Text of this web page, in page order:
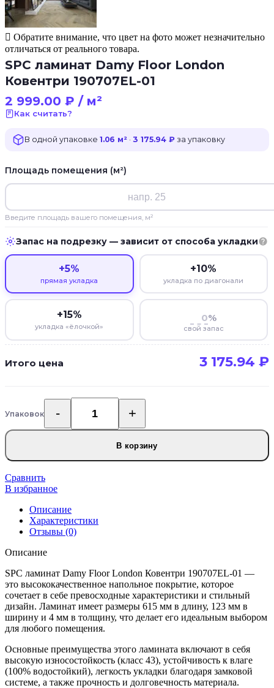
Обратите внимание, что цвет на фото может незначительно
отличаться от реального товара.
SPC ламинат Damy Floor London
Ковентри 190707EL-01
2 999.00 ₽ / м²
Как считать?
В одной упаковке 1.06 м² · 3 175.94 ₽ за упаковку
Площадь помещения (м²)
Введите площадь вашего помещения, м²
Запас на подрезку — зависит от способа укладки
+5%
прямая укладка
+10%
укладка по диагонали
+15%
укладка «ёлочкой»
%
свой запас
Итого цена 3 175.94 ₽
УпаковокКоличество
товара
Damy
Floor
London
190707EL-
01
В корзину
Сравнить
В избранное
Описание
Характеристики
Отзывы (0)
Описание
SPC ламинат Damy Floor London Ковентри 190707EL-01 —
это высококачественное напольное покрытие, которое
сочетает в себе превосходные характеристики и стильный
дизайн. Ламинат имеет размеры 615 мм в длину, 123 мм в
ширину и 4 мм в толщину, что делает его идеальным выбором
для любого помещения.
Основные преимущества этого ламината включают в себя
высокую износостойкость (класс 43), устойчивость к влаге
(100% водостойкий), легкость укладки благодаря замковой
системе, а также прочность и долговечность материала.